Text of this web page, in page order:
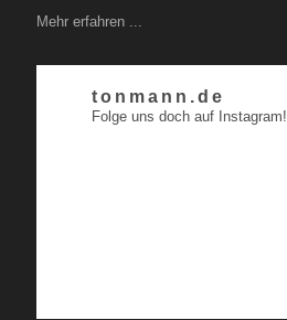
Mehr erfahren ...
tonmann.de
Folge uns doch auf Instagram!